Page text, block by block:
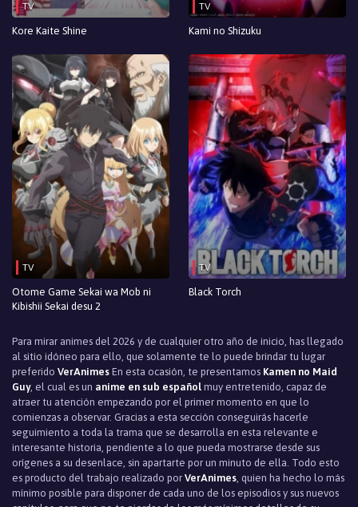
TV
Kore Kaite Shine
TV
Kami no Shizuku
TV
Otome Game Sekai wa Mob ni
Kibishii Sekai desu 2
TV
Black Torch
Para mirar animes del 2026 y de cualquier otro año de inicio, has llegado
al sitio idóneo para ello, que solamente te lo puede brindar tu lugar
preferido VerAnimes En esta ocasión, te presentamos Kamen no Maid
Guy, el cual es un anime en sub español muy entretenido, capaz de
atraer tu atención empezando por el primer momento en que lo
comienzas a observar. Gracias a esta sección conseguirás hacerle
seguimiento a toda la trama que se desarrolla en esta relevante e
interesante historia, pendiente a lo que pueda mostrarse desde sus
orígenes a su desenlace, sin apartarte por un minuto de ella. Todo esto
es producto del trabajo realizado por VerAnimes , quien ha hecho lo más
mínimo posible para disponer de cada uno de los episodios y sus nuevos